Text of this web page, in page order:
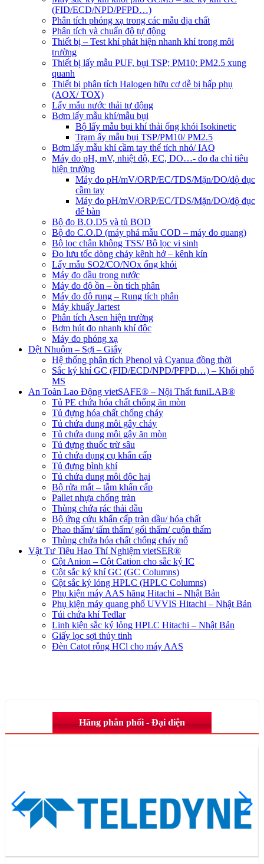
(FID/ECD/NPD/PFPD…)
Phân tích phóng xạ trong các mẫu địa chất
Phân tích và chuẩn độ tự động
Thiết bị – Test khí phát hiện nhanh khí trong môi
trường
Thiết bị lấy mẫu PUF, bụi TSP; PM10; PM2.5 xung
quanh
Thiết bị phân tích Halogen hữu cơ dễ bị hấp phụ
(AOX/ TOX)
Lấy mẫu nước thải tự động
Bơm lấy mẫu khí/mẫu bụi
Bộ lấy mẫu bụi khí thải ống khói Isokinetic
Trạm ấy mẫu bụi TSP/PM10/ PM2.5
Bơm lấy mẫu khí cầm tay thể tích nhỏ/ IAQ
Máy đo pH, mV, nhiệt độ, EC, DO…- đo đa chỉ tiêu
hiện trường
Máy đo pH/mV/ORP/EC/TDS/Mặn/DO/độ đục
cầm tay
Máy đo pH/mV/ORP/EC/TDS/Mặn/DO/độ đục
để bàn
Bộ đo B.O.D5 và tủ BOD
Bộ đo C.O.D (máy phá mẫu COD – máy đo quang)
Bộ lọc chân không TSS/ Bộ lọc vi sinh
Đo lưu tốc dòng chảy kênh hở – kênh kín
Lấy mẫu SO2/CO/NOx ống khói
Máy đo dầu trong nước
Máy đo độ ồn – ồn tích phân
Máy đo độ rung – Rung tích phân
Máy khuấy Jartest
Phân tích Asen hiện trường
Bơm hút đo nhanh khí độc
Máy đo phóng xạ
Dệt Nhuộm – Sợi – Giấy
Hệ thống phân tích Phenol và Cyanua đồng thời
Sắc ký khí GC (FID/ECD/NPD/PFPD…) – Khối phổ
MS
An Toàn Lao Động vietSAFE® – Nội Thất funiLAB®
Tủ PE chứa hóa chất chống ăn mòn
Tủ đựng hóa chất chống cháy
Tủ chứa dung môi gây cháy
Tủ chứa dung môi gây ăn mòn
Tủ đựng thuốc trừ sâu
Tủ chứa dụng cụ khẩn cấp
Tủ đựng bình khí
Tủ chứa dung môi độc hại
Bộ rửa mắt – tắm khẩn cấp
Pallet nhựa chống tràn
Thùng chứa rác thải dầu
Bộ ứng cứu khẩn cấp tràn dầu/ hóa chất
Phao thấm/ tấm thấm/ gối thấm/ cuộn thấm
Thùng chứa hóa chất chống cháy nổ
Vật Tư Tiêu Hao Thí Nghiệm vietSER®
Cột Anion – Cột Cation cho sắc ký IC
Cột sắc ký khí GC (GC Columns)
Cột sắc ký lỏng HPLC (HPLC Columns)
Phụ kiện máy AAS hãng Hitachi – Nhật Bản
Phụ kiện máy quang phổ UVVIS Hitachi – Nhật Bản
Túi chứa khí Tedlar
Linh kiện sắc ký lỏng HPLC Hitachi – Nhật Bản
Giấy lọc sợi thủy tinh
Đèn Catot rỗng HCl cho máy AAS
Hãng phân phối - Đại diện